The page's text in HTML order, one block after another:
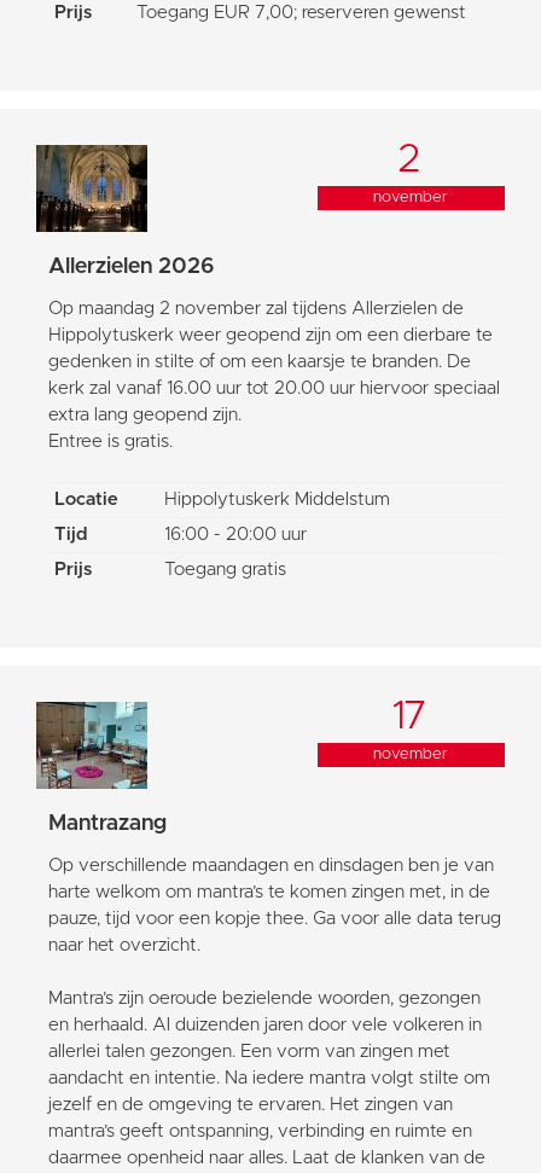
Prijs
Toegang EUR 7,00; reserveren gewenst
2
november
Allerzielen 2026
Op maandag 2 november zal tijdens Allerzielen de
Hippolytuskerk weer geopend zijn om een dierbare te
gedenken in stilte of om een kaarsje te branden. De
kerk zal vanaf 16.00 uur tot 20.00 uur hiervoor speciaal
extra lang geopend zijn.
Entree is gratis.
Locatie
Hippolytuskerk Middelstum
Tijd
16:00 - 20:00 uur
Prijs
Toegang gratis
17
november
Mantrazang
Op verschillende maandagen en dinsdagen ben je van
harte welkom om mantra’s te komen zingen met, in de
pauze, tijd voor een kopje thee. Ga voor alle data terug
naar het overzicht.
Mantra’s zijn oeroude bezielende woorden, gezongen
en herhaald. Al duizenden jaren door vele volkeren in
allerlei talen gezongen. Een vorm van zingen met
aandacht en intentie. Na iedere mantra volgt stilte om
jezelf en de omgeving te ervaren. Het zingen van
mantra’s geeft ontspanning, verbinding en ruimte en
daarmee openheid naar alles. Laat de klanken van de